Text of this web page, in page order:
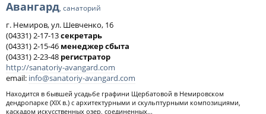
Авангард, санаторий
г. Немиров, ул. Шевченко, 16
(04331) 2-17-13секретарь
(04331) 2-15-46 менеджер сбыта
(04331) 2-23-48 регистратор
http://sanatoriy-avangard.com
email: info@sanatoriy-avangard.com
Находится в бывшей усадьбе графини Щербатовой в Немировском
дендропарке (XIX в.) с архитектурными и скульптурными композициями,
каскадом искусственных озер, соединенных...